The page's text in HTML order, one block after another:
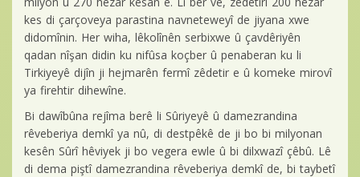
kes di çarçoveya parastina navneteweyî de jiyana xwe
didomînin. Her wiha, lêkolînên serbixwe û çavdêriyên
qadan nîşan didin ku nifûsa koçber û penaberan ku li
Tirkiyeyê dijîn ji hejmarên fermî zêdetir e û komeke mirovî
ya firehtir dihewîne.
Bi dawîbûna rejîma berê li Sûriyeyê û damezrandina
rêveberiya demkî ya nû, di destpêkê de ji bo bi milyonan
kesên Sûrî hêviyek ji bo vegera ewle û bi dilxwazî çêbû. Lê
di dema piştî damezrandina rêveberiya demkî de, bi taybetî